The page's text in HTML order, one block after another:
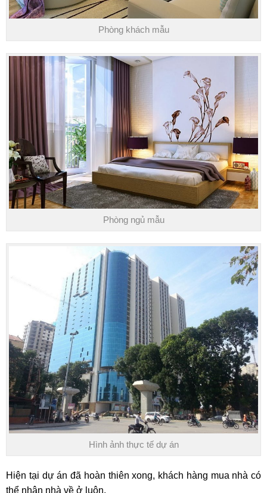
Phòng khách mẫu
Phòng ngủ mẫu
Hình ảnh thực tế dự án
Hiện tại dự án đã hoàn thiên xong, khách hàng mua nhà có
thể nhận nhà về ở luôn.